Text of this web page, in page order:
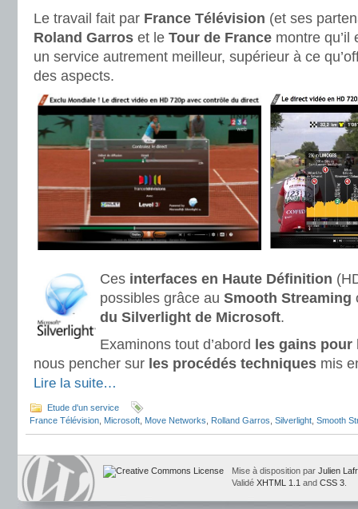
Le travail fait par France Télévision (et ses
Roland Garros et le Tour de France montre
un service autrement meilleur, supérieur à ce
des aspects.
Ces interfaces en Haute Définition
possibles grâce au Smooth Streaming
du Silverlight de Microsoft.
Examinons tout d’abord les gains pour
nous pencher sur les procédés techniques mis
Lire la suite…
Etude d'un service
France Télévision Microsoft Move Networks Rolland Garros Silverlight Smooth
Mise à disposition par Julien
Validé XHTML 1.1 and CSS 3